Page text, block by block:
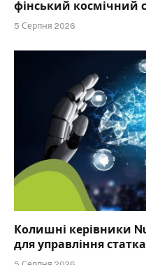
фінський космічний
5 Серпня 2026
Колишні керівники
для управління